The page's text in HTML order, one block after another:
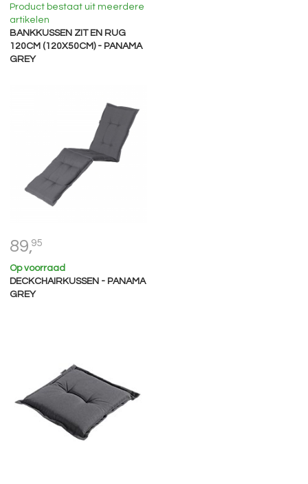
Product bestaat uit meerdere
artikelen
BANKKUSSEN ZIT EN RUG
120CM (120X50CM) - PANAMA
GREY
89,95
Op voorraad
DECKCHAIRKUSSEN - PANAMA
GREY